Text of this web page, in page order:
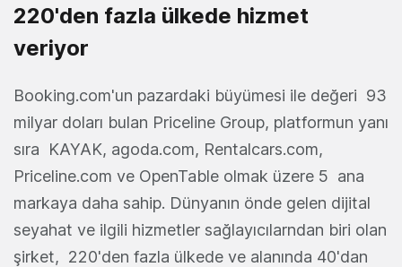
220'den fazla ülkede hizmet
veriyor
Booking.com'un pazardaki büyümesi ile değeri 93
milyar doları bulan Priceline Group, platformun yanı
sıra KAYAK, agoda.com, Rentalcars.com,
Priceline.com ve OpenTable olmak üzere 5 ana
markaya daha sahip. Dünyanın önde gelen dijital
seyahat ve ilgili hizmetler sağlayıcılarndan biri olan
şirket, 220'den fazla ülkede ve alanında 40'dan